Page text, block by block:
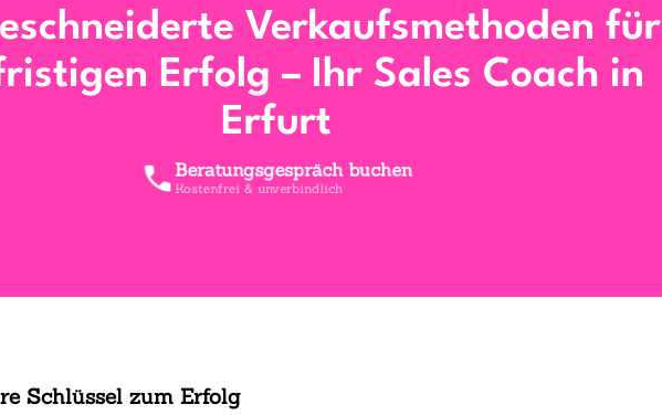
Verkaufsmethoden für
Erfolg – Ihr Sales Coach in
Erfurt
Beratungsgespräch buchen
Kostenfrei & unverbindlich
Schlüssel zum Erfolg